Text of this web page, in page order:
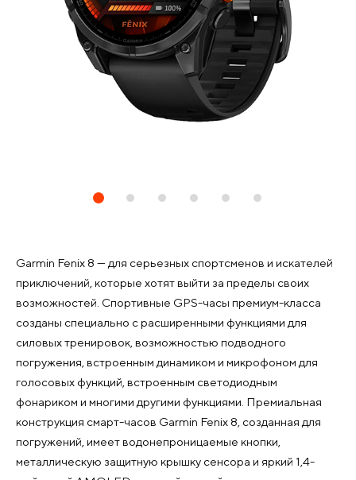
Garmin Fenix 8 — для серьезных спортсменов и искателей
приключений, которые хотят выйти за пределы своих
возможностей. Спортивные GPS-часы премиум-класса
созданы специально с расширенными функциями для
силовых тренировок, возможностью подводного
погружения, встроенным динамиком и микрофоном для
голосовых функций, встроенным светодиодным
фонариком и многими другими функциями. Премиальная
конструкция смарт-часов Garmin Fenix 8, созданная для
погружений, имеет водонепроницаемые кнопки,
металлическую защитную крышку сенсора и яркий 1,4-